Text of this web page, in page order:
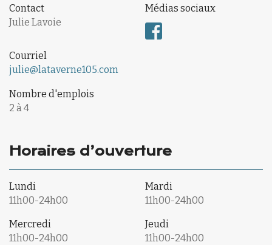
Contact
Julie Lavoie
Médias sociaux
Courriel
julie@lataverne105.com
Nombre d'emplois
2 à 4
Horaires d’ouverture
Lundi
11h00-24h00
Mardi
11h00-24h00
Mercredi
11h00-24h00
Jeudi
11h00-24h00